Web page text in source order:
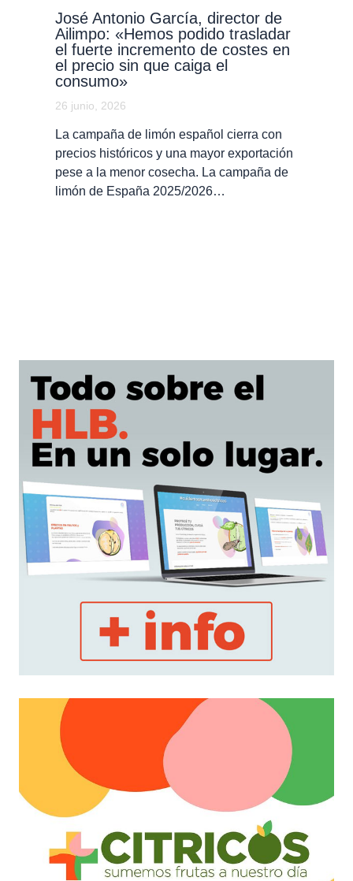
José Antonio García, director de
Ailimpo: «Hemos podido trasladar
el fuerte incremento de costes en
el precio sin que caiga el
consumo»
26 junio, 2026
La campaña de limón español cierra con
precios históricos y una mayor exportación
pese a la menor cosecha. La campaña de
limón de España 2025/2026…